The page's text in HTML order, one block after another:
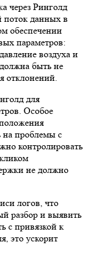
через Ринголд
поток данных в
обеспечении
параметров:
воздуха и
быть не
отклонений.
для
Особое
на проблемы с
контролировать
не должно
логов, что
разбор и выявить
с привязкой к
это ускорит